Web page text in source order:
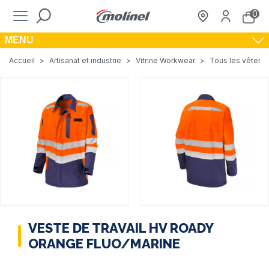
0
MENU
Accueil > Artisanat et industrie > Vitrine Workwear > Tous les
VESTE DE TRAVAIL HV ROADY
ORANGE FLUO/MARINE